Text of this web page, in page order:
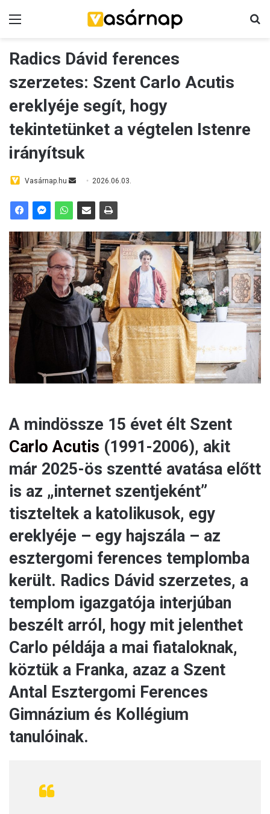
Radics Dávid ferences
szerzetes: Szent Carlo Acutis
ereklyéje segít, hogy
tekintetünket a végtelen Istenre
irányítsuk
Vasárnap.hu
a
n
e
m
a
l
2026.06.03.
A mindössze 15 évet élt Szent
Carlo Acutis (1991-2006), akit
már 2025-ös szentté avatása előtt
is az „internet szentjeként”
tiszteltek a katolikusok, egy
ereklyéje – egy hajszála – az
esztergomi ferences templomba
került. Radics Dávid szerzetes, a
templom igazgatója interjúban
beszélt arról, hogy mit jelenthet
Carlo példája a mai fiataloknak,
köztük a Franka, azaz a Szent
Antal Esztergomi Ferences
Gimnázium és Kollégium
tanulóinak.